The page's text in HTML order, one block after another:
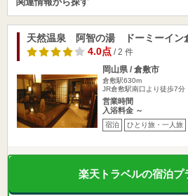
天然温泉 阿智の湯 ドーミーイン
4.0点/ 2 件
岡山県 / 倉敷市
倉敷駅630m
JR倉敷駅南口より徒歩7分
営業時間
入浴料金 ～
宿泊 ひとり旅・一人旅
楽天トラベルの宿泊プ